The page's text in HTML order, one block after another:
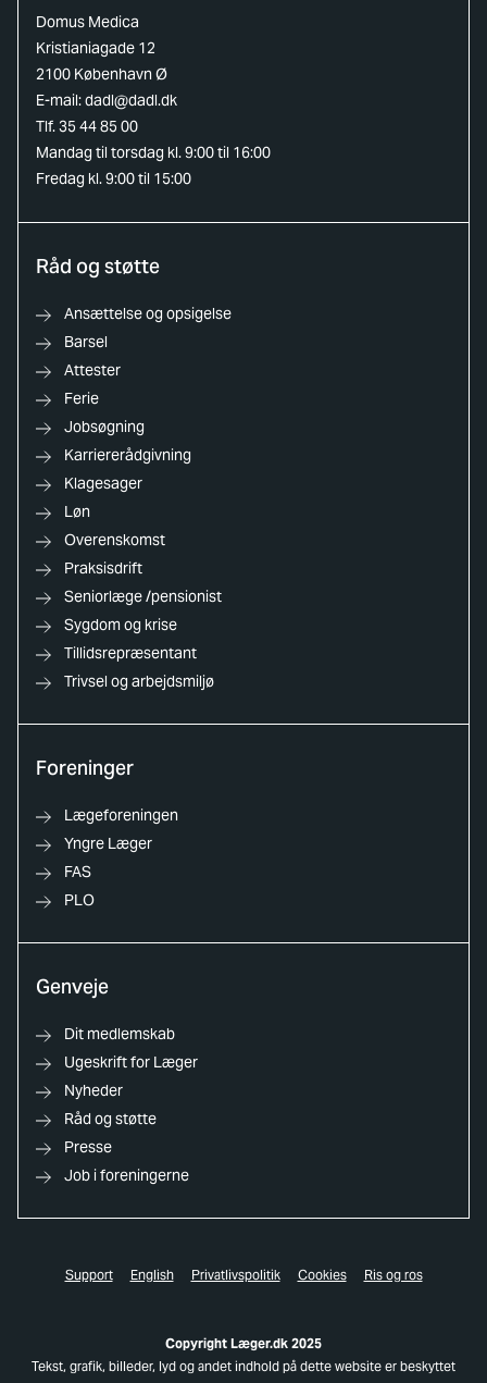
Domus Medica
Kristianiagade 12
2100 København Ø
E-mail:dadl@dadl.dk
Tlf. 35 44 85 00
Mandag til torsdag kl. 9:00 til 16:00
Fredag kl. 9:00 til 15:00
Råd og støtte
Ansættelse og opsigelse
Barsel
Attester
Ferie
Jobsøgning
Karriererådgivning
Klagesager
Løn
Overenskomst
Praksisdrift
Seniorlæge /pensionist
Sygdom og krise
Tillidsrepræsentant
Trivsel og arbejdsmiljø
Foreninger
Lægeforeningen
Yngre Læger
FAS
PLO
Genveje
Dit medlemskab
Ugeskrift for Læger
Nyheder
Råd og støtte
Presse
Job i foreningerne
Support English Privatlivspolitik Cookies Ris og ros
Copyright Læger.dk 2025
Tekst, grafik, billeder, lyd og andet indhold på dette website er beskyttet